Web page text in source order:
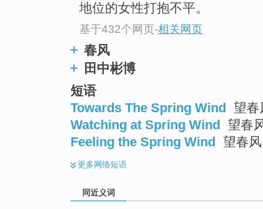
地位的女性打抱不平。
基于432个网页-相关网页
春风
田中彬博
短语
Towards The Spring Wind
望春
Watching at Spring Wind
望春
Feeling the Spring Wind
望春风
更多网络短语
同近义词